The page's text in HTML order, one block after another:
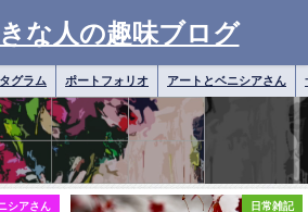
な人の趣味ブログ
グラム ポートフォリオ アートとベニシアさん
日常雑記